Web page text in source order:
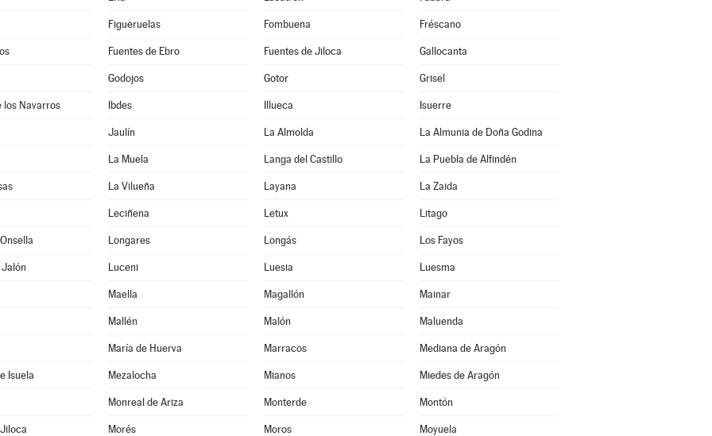
Figueruelas Fombuena Fréscano
Fuentes de Ebro Fuentes de Jiloca Gallocanta
Godojos Gotor Grisel
los Navarros Ibdes Illueca Isuerre
Jaulín La Almolda La Almunia de Doña Godina
La Muela Langa del Castillo La Puebla de Alfindén
La Vilueña Layana La Zaida
Leciñena Letux Litago
Longares Longás Los Fayos
Luceni Luesia Luesma
Maella Magallón Mainar
Mallén Malón Maluenda
María de Huerva Marracos Mediana de Aragón
Isuela Mezalocha Mianos Miedes de Aragón
Monreal de Ariza Monterde Montón
Morés Moros Moyuela